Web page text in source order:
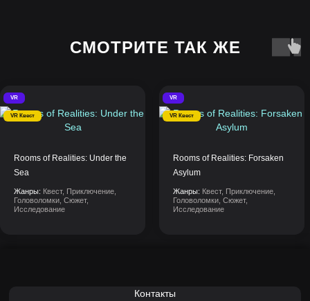
СМОТРИТЕ ТАК ЖЕ
VR
VR Квест
Rooms of Realities: Under the
Sea
Жанры: Квест, Приключение,
Головоломки, Сюжет,
Исследование
VR
VR Квест
Rooms of Realities: Forsaken
Asylum
Жанры: Квест, Приключение,
Головоломки, Сюжет,
Исследование
Контакты